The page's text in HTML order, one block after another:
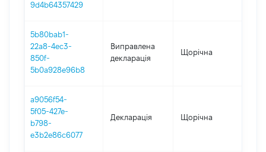
9d4b64357429
5b80bab1-
22a8-4ec3-
850f-
5b0a928e96b8
Виправлена
декларація
Щорічна
a9056f54-
5f05-427e-
b798-
e3b2e86c6077
Декларація Щорічна